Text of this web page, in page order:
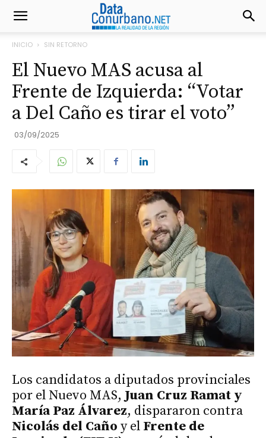
INICIO SIN RETORNO
El Nuevo MAS acusa al
Frente de Izquierda: “Votar
a Del Caño es tirar el voto”
03/09/2025
Los candidatos a diputados provinciales
por el Nuevo MAS, Juan Cruz Ramat y
María Paz Álvarez, dispararon contra
Nicolás del Caño y el Frente de